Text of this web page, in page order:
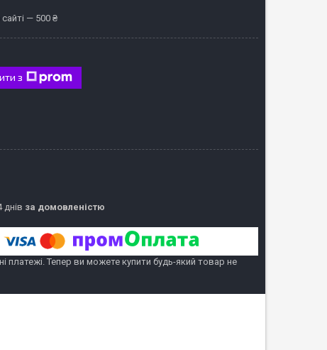
— 500 ₴
з
за домовленістю
платежі. Тепер ви можете купити будь-який товар не